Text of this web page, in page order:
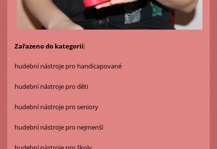
Zařazeno do kategorií:
hudební nástroje pro handicapované
hudební nástroje pro děti
hudební nástroje pro seniory
hudební nástroje pro nejmenší